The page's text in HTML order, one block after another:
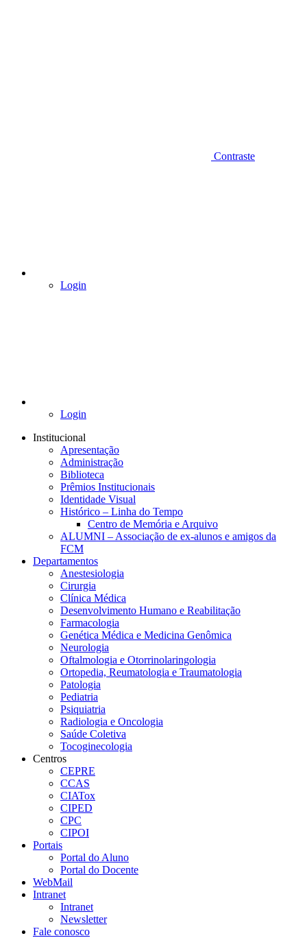
Contraste
Login
Login
Institucional
Apresentação
Administração
Biblioteca
Prêmios Institucionais
Identidade Visual
Histórico – Linha do Tempo
Centro de Memória e Arquivo
ALUMNI – Associação de ex-alunos e amigos da
FCM
Departamentos
Anestesiologia
Cirurgia
Clínica Médica
Desenvolvimento Humano e Reabilitação
Farmacologia
Genética Médica e Medicina Genômica
Neurologia
Oftalmologia e Otorrinolaringologia
Ortopedia, Reumatologia e Traumatologia
Patologia
Pediatria
Psiquiatria
Radiologia e Oncologia
Saúde Coletiva
Tocoginecologia
Centros
CEPRE
CCAS
CIATox
CIPED
CPC
CIPOI
Portais
Portal do Aluno
Portal do Docente
WebMail
Intranet
Intranet
Newsletter
Fale conosco